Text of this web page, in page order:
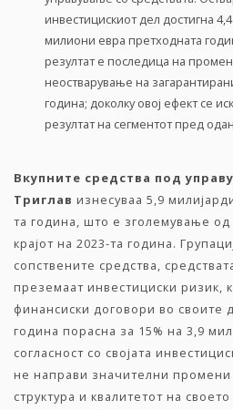
инвестицискиот дел достигна
милиони евра претходната
резултат е последица на
неостварување на
година; доколку овој ефект се
резултат на сегментот пред
Вкупните средства под
Триглав изнесуваа 5,9
та година, што е зголемување од
крајот на 2023-та година.
сопствените средства,
преземаат инвестициски ризик,
финансиски договори во своите
година порасна за 15% на 3,9
согласност со својата
не направи значителни промени
структура и квалитетот на